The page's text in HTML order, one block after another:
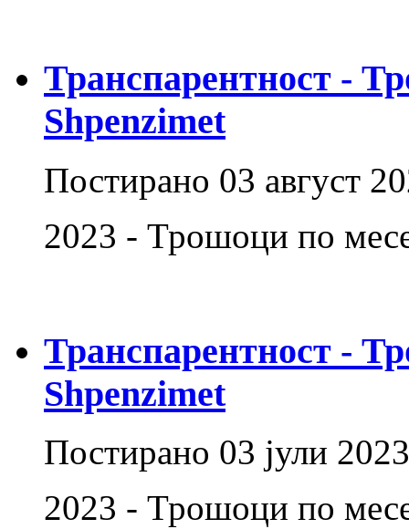
Транспарентност -
Shpenzimet
Постирано 03 август
2023 - Трошоци по
Транспарентност -
Shpenzimet
Постирано 03 јули 2023
2023 - Трошоци по